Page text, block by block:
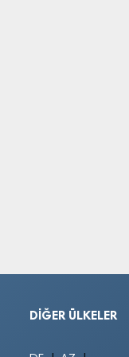
DIĞER ÜLKELER